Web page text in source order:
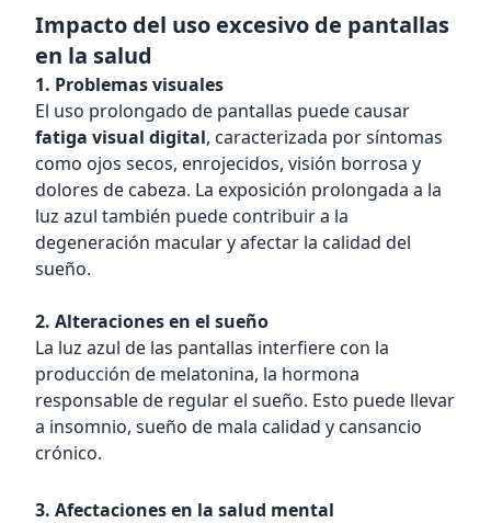
Impacto del uso excesivo de pantallas
en la salud
1. Problemas visuales
El uso prolongado de pantallas puede causar
fatiga visual digital, caracterizada por síntomas
como ojos secos, enrojecidos, visión borrosa y
dolores de cabeza. La exposición prolongada a la
luz azul también puede contribuir a la
degeneración macular y afectar la calidad del
sueño.
2. Alteraciones en el sueño
La luz azul de las pantallas interfiere con la
producción de melatonina, la hormona
responsable de regular el sueño. Esto puede llevar
a insomnio, sueño de mala calidad y cansancio
crónico.
3. Afectaciones en la salud mental